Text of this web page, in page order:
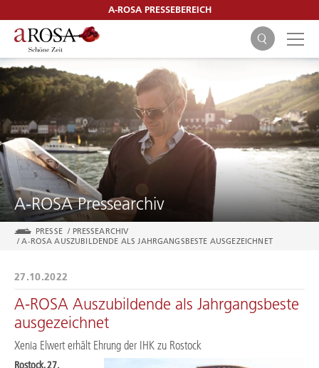
A-ROSA PRESSEBEREICH
SUCHEN
A-ROSA Pressearchiv
PRESSE / PRESSEARCHIV
/ A-ROSA AUSZUBILDENDE ALS JAHRGANGSBESTE AUSGEZEICHNET
27.10.2022
A-ROSA Auszubildende als Jahrgangsbeste
ausgezeichnet
Xenia Elwert erhält Ehrung der IHK zu Rostock
Rostock, 27.